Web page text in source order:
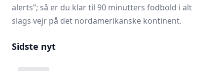
alerts”; så er du klar til 90 minutters fodbold i alt
slags vejr på det nordamerikanske kontinent.
Sidste nyt